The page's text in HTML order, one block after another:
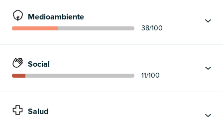
Medioambiente
38/100
Social
11/100
Salud